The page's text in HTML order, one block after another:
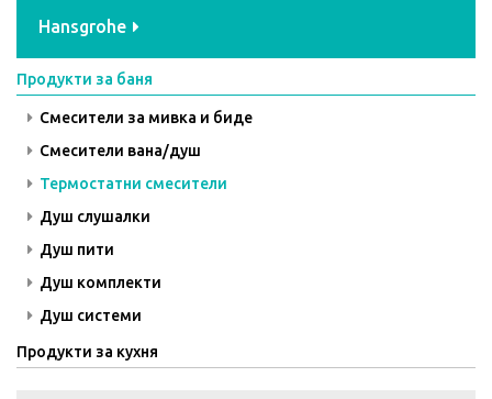
Hansgrohe
Продукти за баня
Смесители за мивка и биде
Смесители вана/душ
Термостатни смесители
Душ слушалки
Душ пити
Душ комплекти
Душ системи
Продукти за кухня